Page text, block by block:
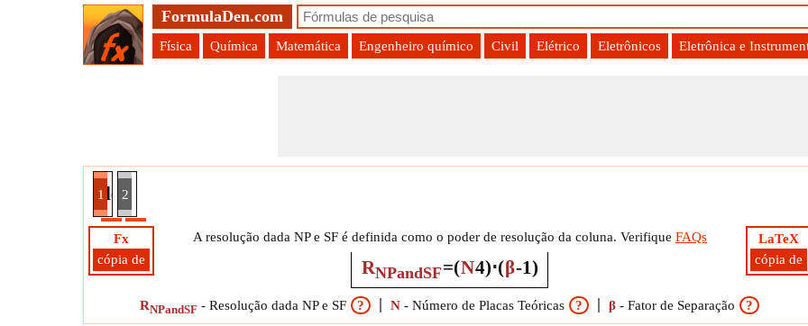
FormulaDen.com
Física Química Matemática Engenheiro químico Civil Elétrico Eletrônicos Eletrônica e
1
Número de Placas Teóricas e Fator de Separação
2
Fx
cópia de
LaTeX
cópia de
A resolução dada NP e SF é definida como o poder de resolução da coluna. Verifique FAQs
RNPandSF=(N4)⋅(β-1)
RNPandSF -Resolução dada NP e SF ? N -Número de Placas Teóricas ? β -Fator de Separação ?